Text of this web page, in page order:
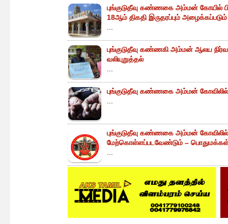
புங்குடுதீவு கண்ணகை அம்மன் கோயில்
18ஆம் திகதி இருதரப்பும் அழைக்கப்படும்
புங்குடுதீவு கண்ணகி அம்மன் ஆலய
வலியுறுத்தல்
புங்குடுதீவு கண்ணகை அம்மன் கோவிலில்
புங்குடுதீவு கண்ணகை அம்மன்
மேற்கொள்ளப்படவேண்டும் – பொதுமக்கள்